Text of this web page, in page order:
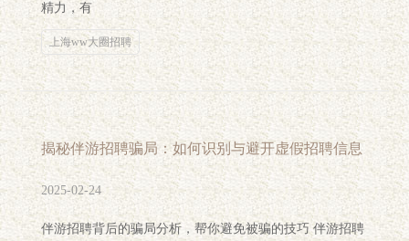
精力，有
上海ww大圈招聘
揭秘伴游招聘骗局：如何识别与避开虚假招聘信息
2025-02-24
伴游招聘背后的骗局分析，帮你避免被骗的技巧 伴游招聘